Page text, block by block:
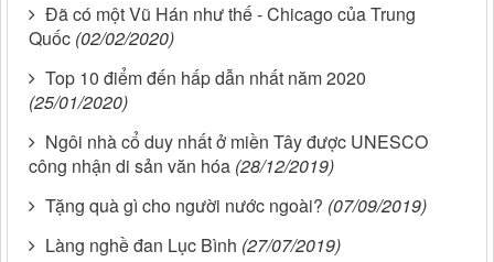
Đã có một Vũ Hán như thế - Chicago của Trung
Quốc (02/02/2020)
Top 10 điểm đến hấp dẫn nhất năm 2020
(25/01/2020)
Ngôi nhà cổ duy nhất ở miền Tây được UNESCO
công nhận di sản văn hóa (28/12/2019)
Tặng quà gì cho người nước ngoài? (07/09/2019)
Làng nghề đan Lục Bình (27/07/2019)